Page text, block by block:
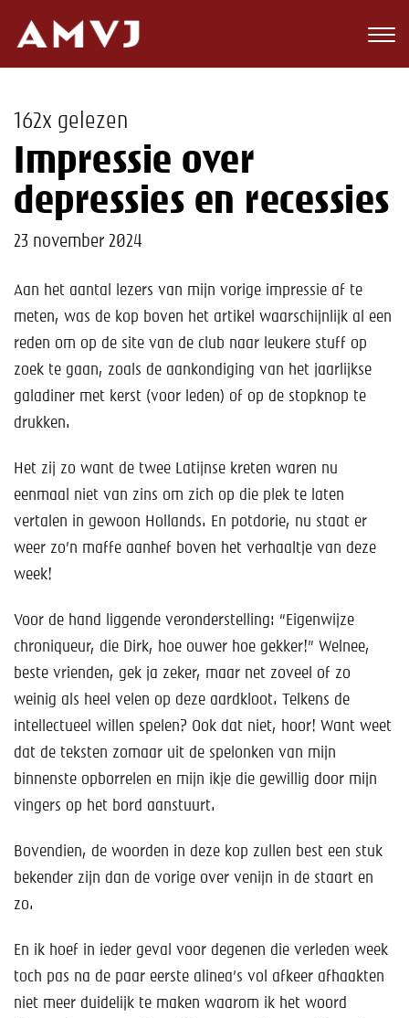
Wedstrijden
Nieuws
Teams
Toekomst
Kalender
Help mee!
Shop
Lid worden
Contact
162x gelezen
Impressie over
depressies en recessies
23 november 2024
Aan het aantal lezers van mijn vorige impressie af te
meten, was de kop boven het artikel waarschijnlijk al een
reden om op de site van de club naar leukere stuff op
zoek te gaan, zoals de aankondiging van het jaarlijkse
galadiner met kerst (voor leden) of op de stopknop te
drukken.
Het zij zo want de twee Latijnse kreten waren nu
eenmaal niet van zins om zich op die plek te laten
vertalen in gewoon Hollands. En potdorie, nu staat er
weer zo’n maffe aanhef boven het verhaaltje van deze
week!
Voor de hand liggende veronderstelling: “Eigenwijze
chroniqueur, die Dirk, hoe ouwer hoe gekker!” Welnee,
beste vrienden, gek ja zeker, maar net zoveel of zo
weinig als heel velen op deze aardkloot. Telkens de
intellectueel willen spelen? Ook dat niet, hoor! Want weet
dat de teksten zomaar uit de spelonken van mijn
binnenste opborrelen en mijn ikje die gewillig door mijn
vingers op het bord aanstuurt.
Bovendien, de woorden in deze kop zullen best een stuk
bekender zijn dan de vorige over venijn in de staart en
zo.
En ik hoef in ieder geval voor degenen die verleden week
toch pas na de paar eerste alinea’s vol afkeer afhaakten
niet meer duidelijk te maken waarom ik het woord